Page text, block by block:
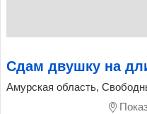
Сдам двушку на
Амурская область,